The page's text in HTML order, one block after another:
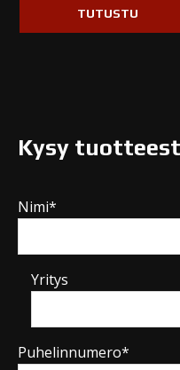
TUTUSTU
Kysy
Nimi*
Yritys
Puhelinnumero*